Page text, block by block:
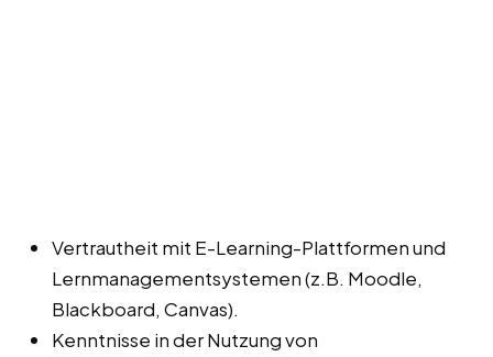
Vertrautheit mit E-Learning-Plattformen und
Lernmanagementsystemen (z.B. Moodle,
Blackboard, Canvas).
Kenntnisse in der Nutzung von